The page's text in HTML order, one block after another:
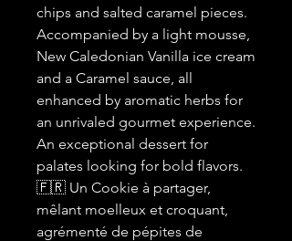
chips and salted caramel pieces.
Accompanied by a light mousse,
New Caledonian Vanilla ice cream
and a Caramel sauce, all
enhanced by aromatic herbs for
an unrivaled gourmet experience.
An exceptional dessert for
palates looking for bold flavors.
🇫🇷 Un Cookie à partager,
mêlant moelleux et croquant,
agrémenté de pépites de